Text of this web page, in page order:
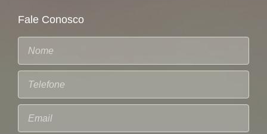
Fale Conosco